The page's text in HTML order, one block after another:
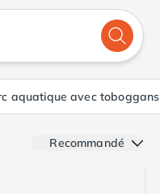
aquatique avec toboggans
Recommandé